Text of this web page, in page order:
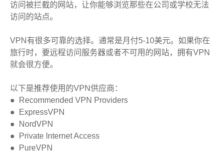
访问被拦截的网站，让你能够浏览那些在公司或学校无法
访问的站点。
VPN有很多可靠的选择。通常是月付5-10美元。如果你在
旅行时，要远程访问服务器或者不可用的网站，拥有VPN
就会很方便。
以下是推荐使用的VPN供应商：
● Recommended VPN Providers
● ExpressVPN
● NordVPN
● Private Internet Access
● PureVPN